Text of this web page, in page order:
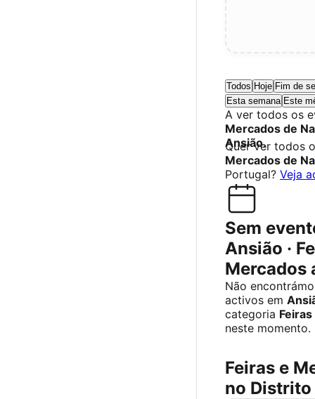
Todos Hoje Fim de
Esta semana Este
A ver todos os
Mercados de
Ansião.
Quer ver todos
Mercados de
Portugal? Veja
Sem
Ansião ·
Mercados
Não
activos em
categoria
neste momento.
Feiras e
no